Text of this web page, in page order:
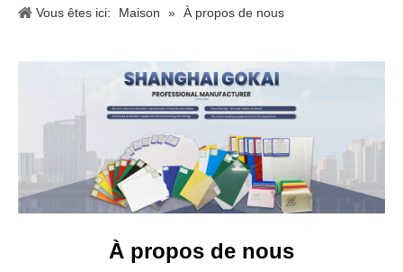
Vous êtes ici: Maison » À propos de nous
À propos de nous